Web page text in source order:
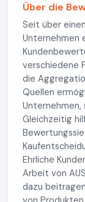
Über die
Seit über
Unternehmen
verschiedene
die
Quellen
Gleichzeitig
Ehrliche
Arbeit von
dazu